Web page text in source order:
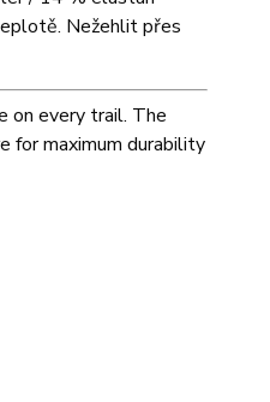
Nežehlit přes
on every trail. The
for maximum durability